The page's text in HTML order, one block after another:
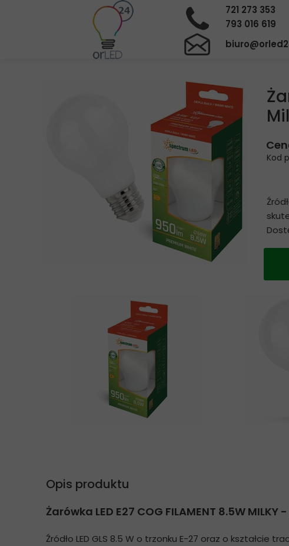
Kod
Opis produktu
Żarówka LED E27 COG FILAMENT 8.5W
Źródło LED GLS 8.5 W o trzonku E-27 oraz o kształcie
721 273 353
793 016 619